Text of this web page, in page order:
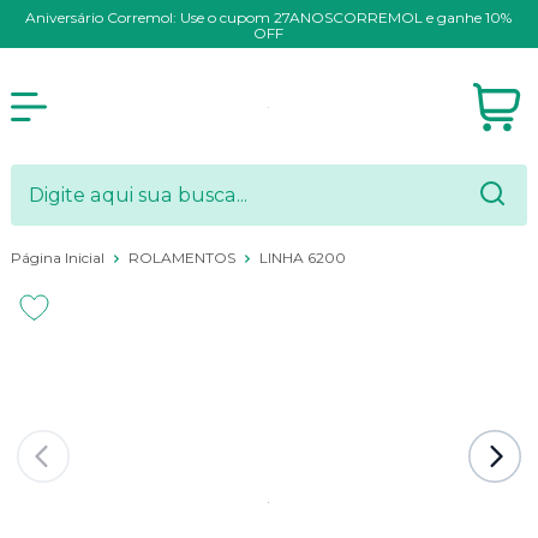
Aniversário Corremol: Use o cupom 27ANOSCORREMOL e ganhe 10%
OFF
Página Inicial ROLAMENTOS LINHA 6200